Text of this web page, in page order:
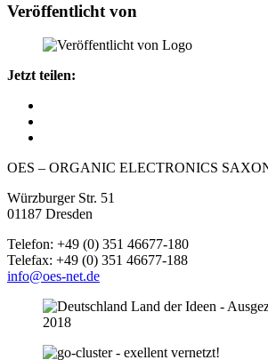
Veröffentlicht von
Jetzt teilen:
OES – ORGANIC ELECTRONICS
Würzburger Str. 51
01187 Dresden
Telefon: +49 (0) 351 46677-180
Telefax: +49 (0) 351 46677-188
info@oes-net.de